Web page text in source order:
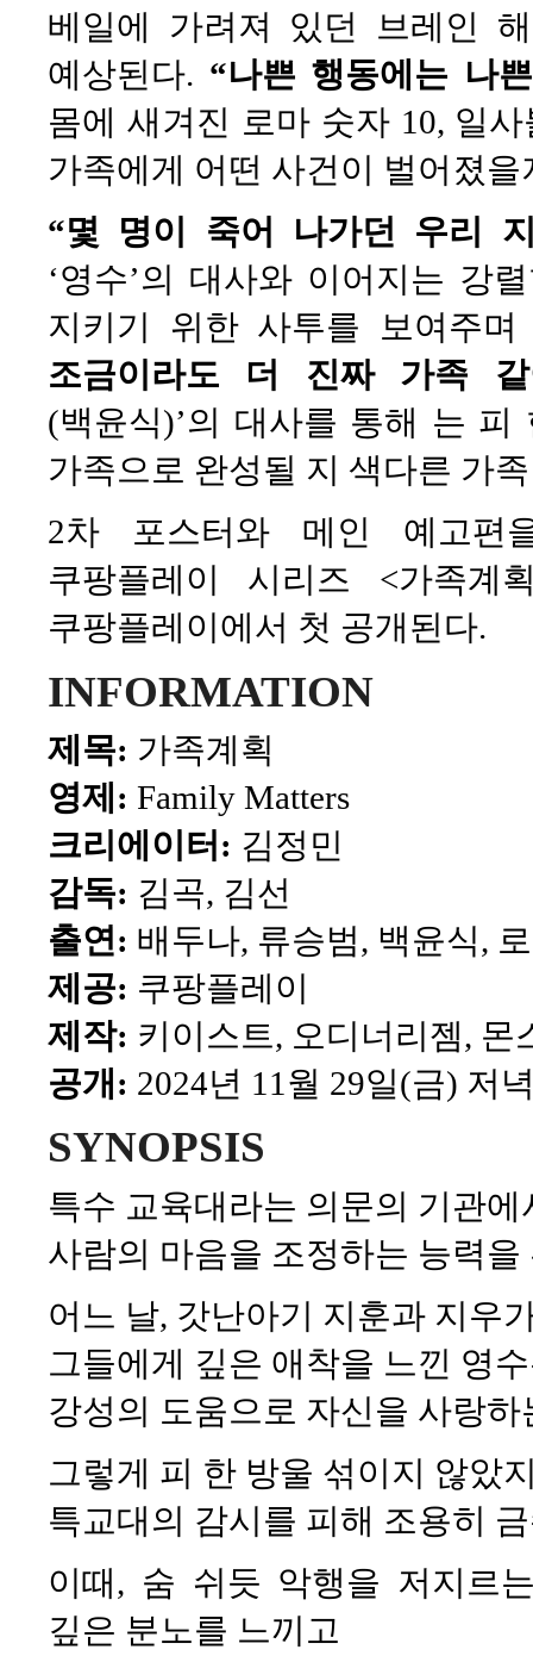
베일에 가려져 있던 브레인
예상된다. “나쁜 행동에는 나
몸에 새겨진 로마 숫자 10, 일
가족에게 어떤 사건이 벌어졌
“몇 명이 죽어 나가던 우리
‘영수’의 대사와 이어지는 강
지키기 위한 사투를 보여주
조금이라도 더 진짜 가족 같
(백윤식)’의 대사를 통해 는
가족으로 완성될 지 색다른 가
2차 포스터와 메인 예고편
쿠팡플레이 시리즈 <가족
쿠팡플레이에서 첫 공개된다.
INFORMATION
제목: 가족계획
영제: Family Matters
크리에이터: 김정민
감독: 김곡, 김선
출연: 배두나, 류승범, 백윤식,
제공: 쿠팡플레이
제작: 키이스트, 오디너리젬,
공개: 2024년 11월 29일(금) 저
SYNOPSIS
특수 교육대라는 의문의 기관에
사람의 마음을 조정하는 능력
어느 날, 갓난아기 지훈과 지우
그들에게 깊은 애착을 느낀 영
강성의 도움으로 자신을 사랑하
그렇게 피 한 방울 섞이지 않았
특교대의 감시를 피해 조용히
이때, 숨 쉬듯 악행을 저지르
깊은 분노를 느끼고